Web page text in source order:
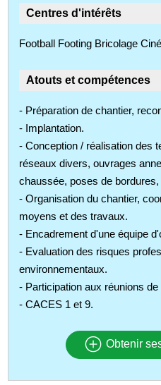
Centres d'intérêts
Football Footing Bricolage
Atouts et compétences
- Préparation de chantier,
- Implantation.
- Conception / réalisation des
réseaux divers, ouvrages
chaussée, poses de
- Organisation du chantier,
moyens et des travaux.
- Encadrement d'une équipe
- Evaluation des risques
environnementaux.
- Participation aux réunions de
- CACES 1 et 9.
Obtenir